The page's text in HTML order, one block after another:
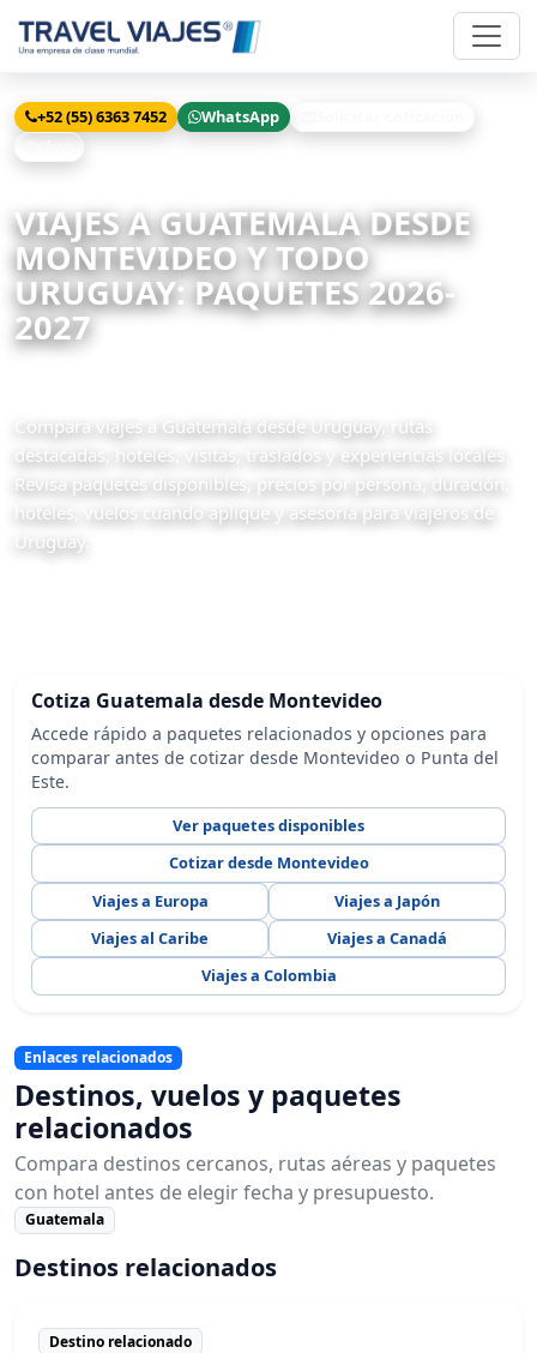
+52 (55) 6363 7452 WhatsApp
VIAJES A GUATEMALA DESDE
MONTEVIDEO Y TODO
URUGUAY: PAQUETES 2026-
2027
Compara viajes a Guatemala desde Uruguay, rutas
destacadas, hoteles, visitas, traslados y experiencias locales.
Revisa paquetes disponibles, precios por persona, duración,
hoteles, vuelos cuando aplique y asesoría para viajeros de
Uruguay.
Cotiza Guatemala desde Montevideo
Accede rápido a paquetes relacionados y opciones para
comparar antes de cotizar desde Montevideo o Punta del
Este.
Ver paquetes disponibles
Cotizar desde Montevideo
Viajes a Europa
Viajes a Japón
Viajes al Caribe
Viajes a Canadá
Viajes a Colombia
Enlaces relacionados
Destinos, vuelos y paquetes
relacionados
Compara destinos cercanos, rutas aéreas y paquetes
con hotel antes de elegir fecha y presupuesto.
Guatemala
Destinos relacionados
Destino relacionado